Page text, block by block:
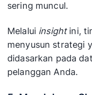
sering muncul.
Melalui insightini,
menyusun strategi
didasarkan pada
pelanggan Anda.